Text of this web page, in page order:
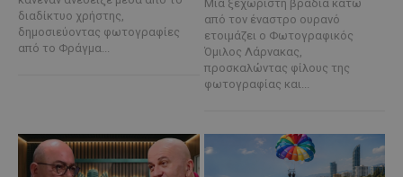
διαδίκτυο χρήστης,
δημοσιεύοντας φωτογραφίες
από το Φράγμα...
Μια ξεχωριστή βραδιά κάτω
από τον έναστρο ουρανό
ετοιμάζει ο Φωτογραφικός
Όμιλος Λάρνακας,
προσκαλώντας φίλους της
φωτογραφίας και...